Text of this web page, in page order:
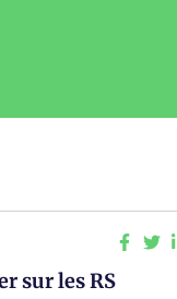
sur les RS